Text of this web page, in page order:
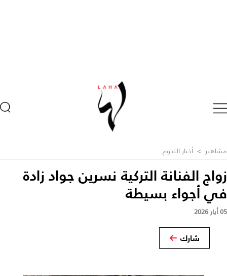
مشاهير > أخبار النجوم
زواج الفنانة التركية نسرين جواد زادة
في أجواء بسيطة
05 أيار 2026
شارك